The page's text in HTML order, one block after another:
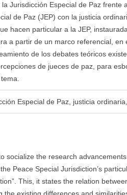
Jurisdicción Especial de Paz frente
de Paz (JEP) con la justicia
hacen particular a la JEP,
a partir de un marco referencial,
de los debates teóricos
de jueces de paz, para
Especial de Paz, justicia
socialize the research
Peace Special Jurisdiction’s
This, it states the relation